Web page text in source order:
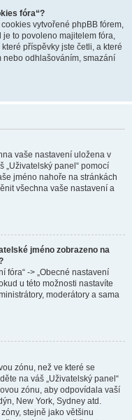
fóra“?
vytvořené phpBB fórem,
je to povoleno majitelem fóra,
příspěvky jste četli, a které
nebo odhlašováním, smazání
vaše nastavení uložena v
„Uživatelský panel“ pomocí
jméno nahoře na stránkách
všechna vaše nastavení a
jméno zobrazeno na
fóra“ -> „Obecné nastavení
u této možnosti nastavíte
moderátory a sama
zónu, než ve které se
na váš „Uživatelský panel“
zónu, aby odpovídala vaší
New York, Sydney atd.
stejně jako většinu